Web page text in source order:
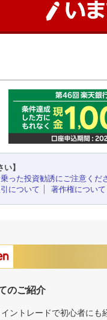
い】
乗った投資勧誘にご注意くだ
について
著作権について
のご紹介
ントレードで初心者に